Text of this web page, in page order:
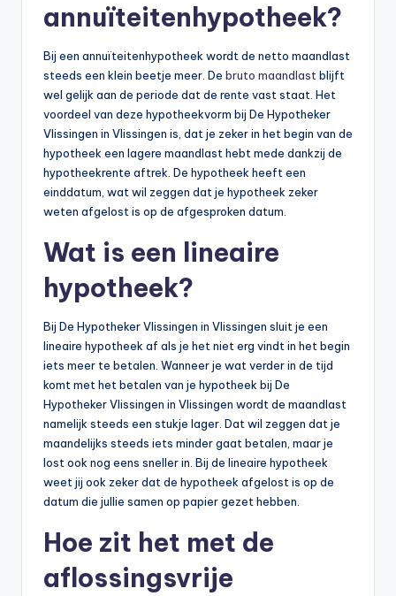
annuïteitenhypotheek?
Bij een annuïteitenhypotheek wordt de netto maandlast
steeds een klein beetje meer. De bruto maandlastblijft
wel gelijk aan de periode dat de rente vast staat. Het
voordeel van deze hypotheekvorm bij De Hypotheker
Vlissingen in Vlissingen is, dat je zeker in het begin van de
hypotheek een lagere maandlast hebt mede dankzij de
hypotheekrente aftrek. De hypotheek heeft een
einddatum, wat wil zeggen dat je hypotheek zeker
weten afgelost is op de afgesproken datum.
Wat is een lineaire
hypotheek?
Bij De Hypotheker Vlissingen in Vlissingen sluit je een
lineaire hypotheek af als je het niet erg vindt in het begin
iets meer te betalen. Wanneer je wat verder in de tijd
komt met het betalen van je hypotheek bij De
Hypotheker Vlissingen in Vlissingen wordt de maandlast
namelijk steeds een stukje lager. Dat wil zeggen dat je
maandelijks steeds iets minder gaat betalen, maar je
lost ook nog eens sneller in. Bij de lineaire hypotheek
weet jij ook zeker dat de hypotheek afgelost is op de
datum die jullie samen op papier gezet hebben.
Hoe zit het met de
aflossingsvrije